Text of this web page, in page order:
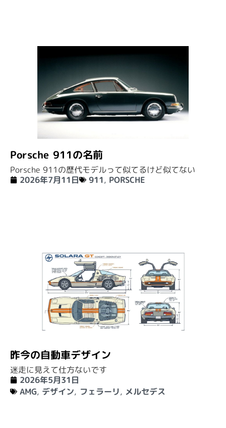
Porsche 911の名前
Porsche 911の歴代モデルって似てるけど似てない
2026年7月11日
911, PORSCHE
昨今の自動車デザイン
迷走に見えて仕方ないです
2026年5月31日
AMG, デザイン, フェラーリ, メルセデス